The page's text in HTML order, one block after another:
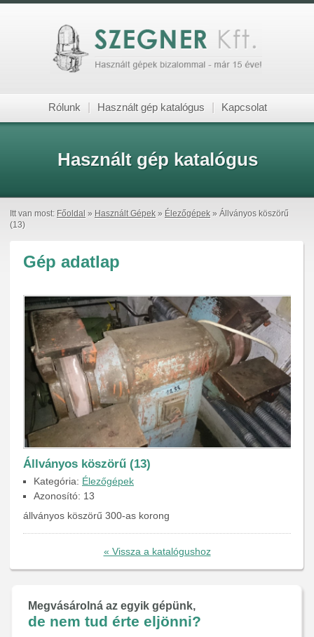
Rólunk Használt gép katalógus Kapcsolat
Használt gép katalógus
Itt van most: Főoldal » Használt Gépek » Élezőgépek » Állványos köszörű
(13)
Gép adatlap
Állványos köszörű (13)
Kategória: Élezőgépek
Azonosító: 13
állványos köszörű 300-as korong
« Vissza a katalógushoz
Megvásárolná az egyik gépünk,
de nem tud érte eljönni?